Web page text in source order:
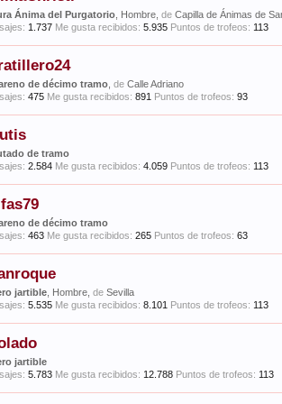
Ánima del Purgatorio , Hombre,de Capilla de Ánimas de
1.737 Me gusta recibidos: 5.935 Puntos de trofeos: 113
de décimo tramo ,de Calle Adriano
475 Me gusta recibidos: 891 Puntos de trofeos: 93
de tramo
2.584 Me gusta recibidos: 4.059 Puntos de trofeos: 113
de décimo tramo
463 Me gusta recibidos: 265 Puntos de trofeos: 63
jartible , Hombre,de Sevilla
5.535 Me gusta recibidos: 8.101 Puntos de trofeos: 113
jartible
5.783 Me gusta recibidos: 12.788 Puntos de trofeos: 113